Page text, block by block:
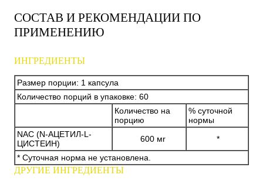
СОСТАВ И РЕКОМЕНДАЦИИ ПО
ПРИМЕНЕНИЮ
ИНГРЕДИЕНТЫ
Размер порции: 1 капсула
Количество порций в упаковке: 60
Количество на
порцию
% суточной
нормы
NAC (N-АЦЕТИЛ-L-
ЦИСТЕИН)
600 мr
*
* Суточная норма не установлена.
ДРУГИЕ ИНГРЕДИЕНТЫ